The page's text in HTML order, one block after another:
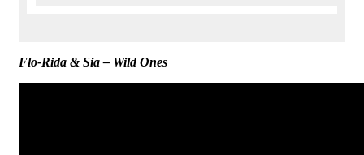
Flo-Rida & Sia – Wild Ones